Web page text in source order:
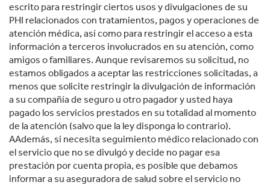
escrito para restringir ciertos usos y divulgaciones de su
PHI relacionados con tratamientos, pagos y operaciones de
atención médica, así como para restringir el acceso a esta
información a terceros involucrados en su atención, como
amigos o familiares. Aunque revisaremos su solicitud, no
estamos obligados a aceptar las restricciones solicitadas, a
menos que solicite restringir la divulgación de información
a su compañía de seguro u otro pagador y usted haya
pagado los servicios prestados en su totalidad al momento
de la atención (salvo que la ley disponga lo contrario).
AAdemás, si necesita seguimiento médico relacionado con
el servicio que no se divulgó y decide no pagar esa
prestación por cuenta propia, es posible que debamos
informar a su aseguradora de salud sobre el servicio no